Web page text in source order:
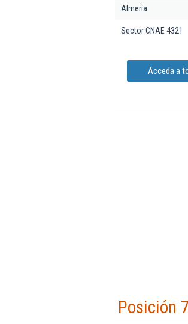
Almería
Sector CNAE 4321
Acceda a
Posición